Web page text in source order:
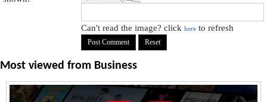
Can't read the image? clickhere to refresh
Most viewed from Business